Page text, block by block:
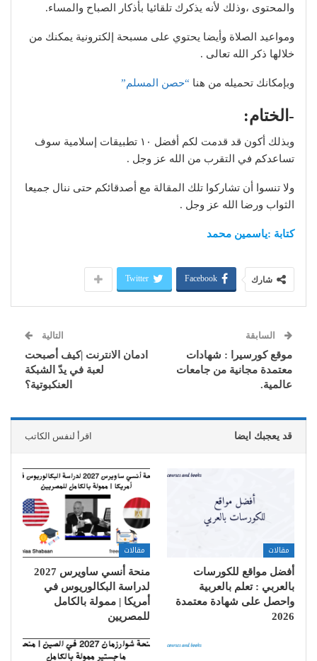
والمحتوى ،وذلك لأنه يذكرك تلقائيا بأذكار الصباح والمساء.
ومواعيد الصلاة وأيضا يحتوي على مسبحة إلكترونية يمكنك من
خلالها ذكر الله تعالى .
وبإمكانك تحميله من هنا “حصن المسلم”
-الختام:
وبذلك أكون قد قدمت لكم أفضل ١٠ تطبيقات إسلامية سوف
تساعدكم في التقرب من الله عز وجل .
ولا تنسوا أن تشاركوا تلك المقالة مع أصدقائكم حتى ننال جميعا
الثواب ورضا الله عز وجل .
كتابة :ياسمين محمد
شارك Facebook
Twitter
السابقة
موقع كورسيرا : شهادات
معتمدة مجانية من جامعات
عالمية.
التالية
ادمان الانترنت |كيف أصبحت
لعبة في يدّ الشبكة
العنكبوتية؟
قد يعجبك ايضا اقرأ لنفس الكاتب
مقالات
أفضل مواقع للكورسات
بالعربي : تعلم بالعربية
واحصل على شهادة معتمدة
2026
مقالات
منحة أنسي ساويرس 2027
لدراسة البكالوريوس في
أمريكا | ممولة بالكامل
للمصريين